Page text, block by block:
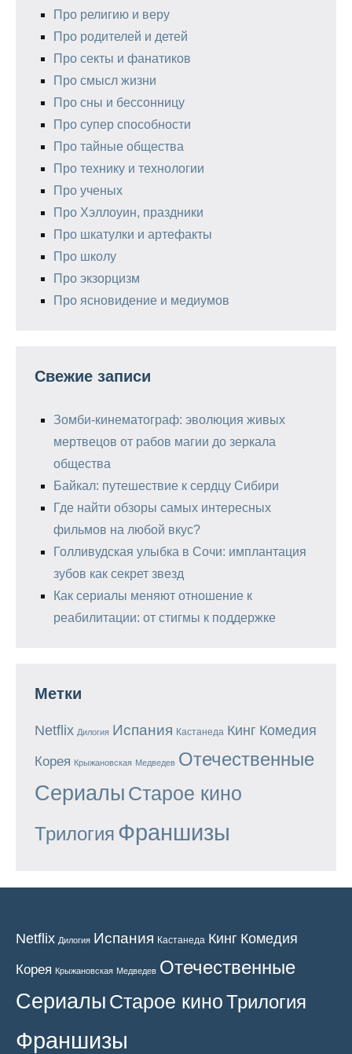
Про религию и веру
Про родителей и детей
Про секты и фанатиков
Про смысл жизни
Про сны и бессонницу
Про супер способности
Про тайные общества
Про технику и технологии
Про ученых
Про Хэллоуин, праздники
Про шкатулки и артефакты
Про школу
Про экзорцизм
Про ясновидение и медиумов
Свежие записи
Зомби-кинематограф: эволюция живых
мертвецов от рабов магии до зеркала
общества
Байкал: путешествие к сердцу Сибири
Где найти обзоры самых интересных
фильмов на любой вкус?
Голливудская улыбка в Сочи: имплантация
зубов как секрет звезд
Как сериалы меняют отношение к
реабилитации: от стигмы к поддержке
Метки
Netflix Дилогия Испания Кастанеда Кинг Комедия
Корея Крыжановская Медведев Отечественные
Сериалы Старое кино
Трилогия Франшизы
Netflix Дилогия Испания Кастанеда Кинг Комедия
Корея Крыжановская Медведев Отечественные
Сериалы Старое киноТрилогия
Франшизы